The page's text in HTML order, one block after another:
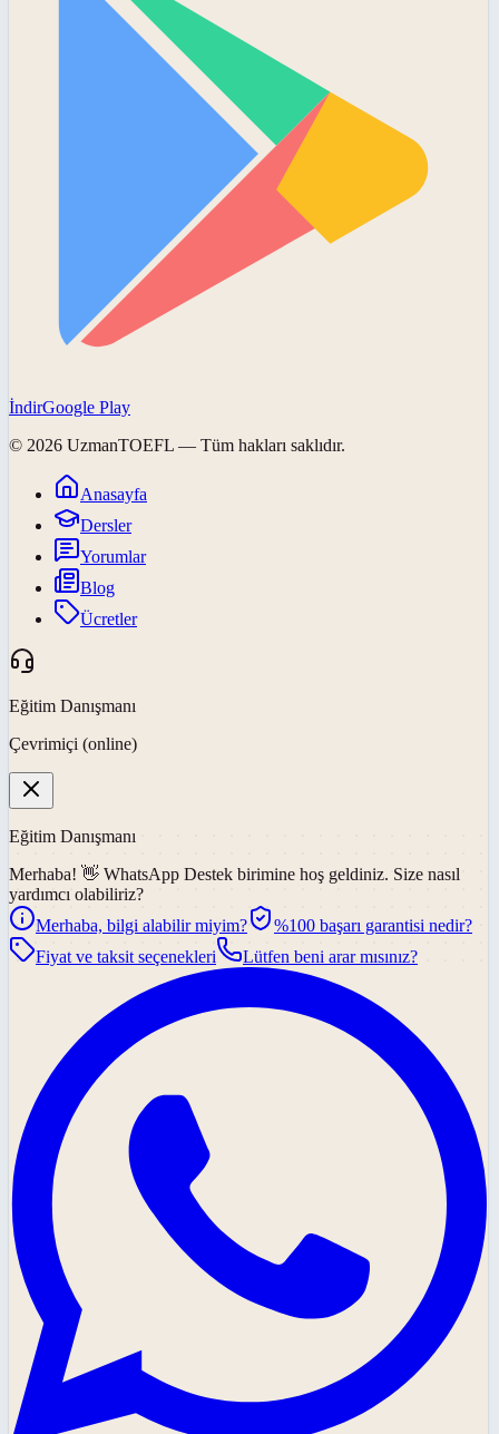
İndirGoogle Play
© 2026 UzmanTOEFL — Tüm hakları saklıdır.
Anasayfa
Dersler
Yorumlar
Blog
Ücretler
Eğitim Danışmanı
Çevrimiçi (online)
Eğitim Danışmanı
Merhaba! 👋 WhatsApp Destek birimine hoş geldiniz. Size nasıl
yardımcı olabiliriz?
Merhaba, bilgi alabilir miyim?
%100 başarı garantisi nedir?
Fiyat ve taksit seçenekleri
Lütfen beni arar mısınız?